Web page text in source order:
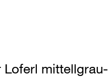
Loferl mittellgrau-